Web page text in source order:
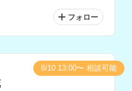
います。
フォロー
8/10 13:00〜 相談可能